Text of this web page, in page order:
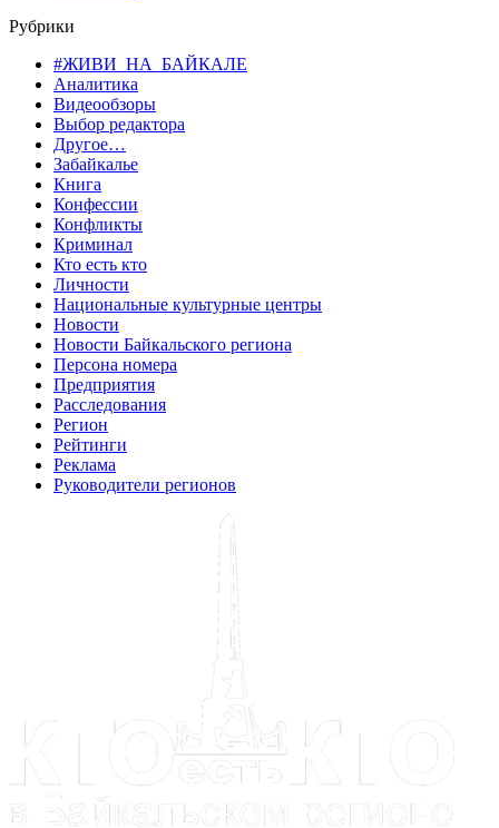
Рубрики
#ЖИВИ_НА_БАЙКАЛЕ
Аналитика
Видеообзоры
Выбор редактора
Другое…
Забайкалье
Книга
Конфессии
Конфликты
Криминал
Кто есть кто
Личности
Национальные культурные центры
Новости
Новости Байкальского региона
Персона номера
Предприятия
Расследования
Регион
Рейтинги
Реклама
Руководители регионов